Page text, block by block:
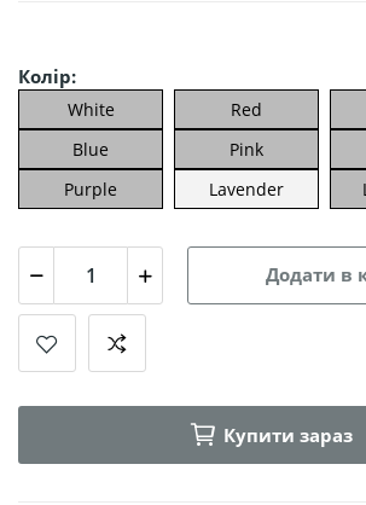
Колір:
White Red
Blue
Pink
Purple
Lavender
Додати в
Купити зараз